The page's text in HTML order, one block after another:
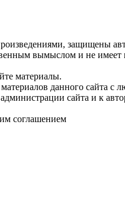
защищены
вымыслом и не
материалы.
данного сайта
сайта и к
соглашением